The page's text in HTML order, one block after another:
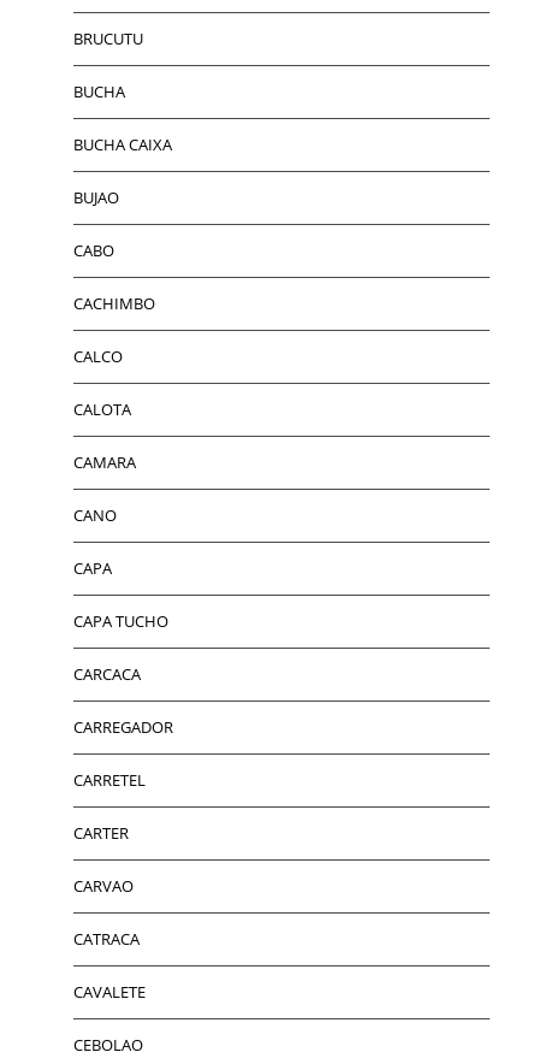
BRUCUTU
BUCHA
BUCHA CAIXA
BUJAO
CABO
CACHIMBO
CALCO
CALOTA
CAMARA
CANO
CAPA
CAPA TUCHO
CARCACA
CARREGADOR
CARRETEL
CARTER
CARVAO
CATRACA
CAVALETE
CEBOLAO